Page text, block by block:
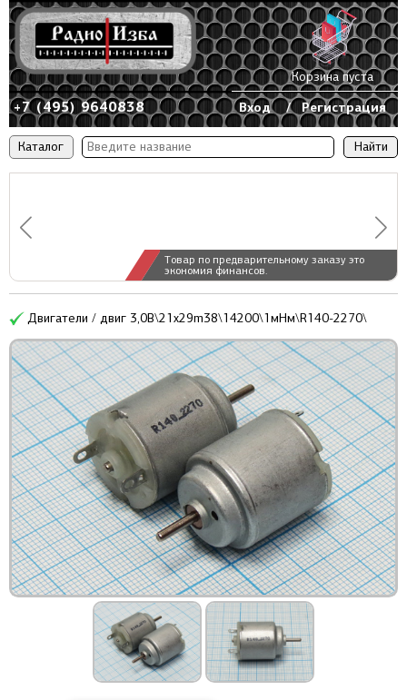
Каталог
Товар по предварительному заказу это
экономия финансов.
+7 (495) 9640838 Вход / Регистрация
Корзина пуста
Двигатели / двиг 3,0В\21x29m38\14200\1мНм\R140-2270\